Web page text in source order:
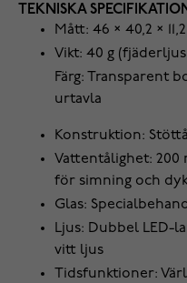
TEKNISKA
Mått: 46 × 40,2 ×
Vikt: 40 g
Färg: Transparent
urtavla
Konstruktion:
Vattentålighet:
för simning och
Glas:
Ljus: Dubbel LED-
vitt ljus
Tidsfunktioner: